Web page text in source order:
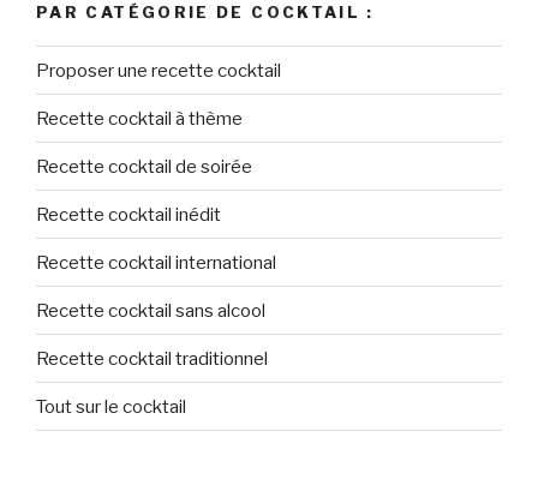
PAR CATÉGORIE DE COCKTAIL :
Proposer une recette cocktail
Recette cocktail à thème
Recette cocktail de soirée
Recette cocktail inédit
Recette cocktail international
Recette cocktail sans alcool
Recette cocktail traditionnel
Tout sur le cocktail